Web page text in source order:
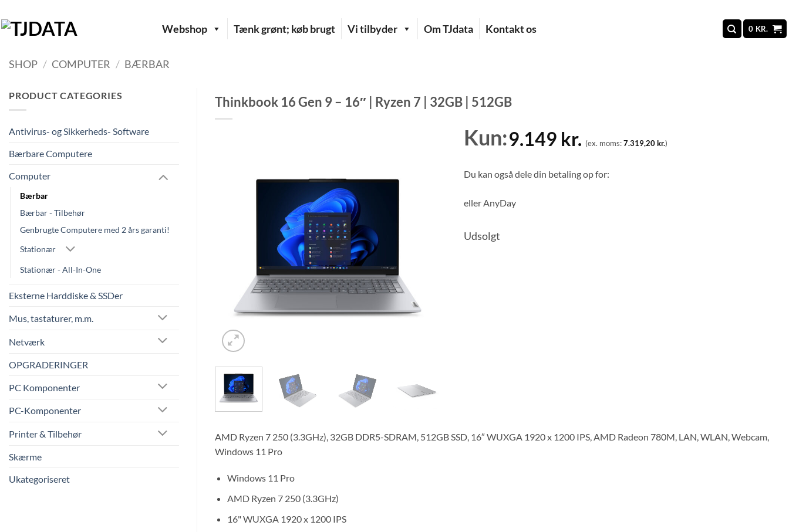
til
indhold
Webshop Tænk grønt; køb brugt Vi tilbyder Om TJdata Kontakt os 0 KR.
SHOP / COMPUTER / BÆRBAR
PRODUCT CATEGORIES
Antivirus- og Sikkerheds- Software
Bærbare Computere
Computer
Bærbar
Bærbar - Tilbehør
Genbrugte Computere med 2 års garanti!
Stationær
Stationær - All-In-One
Eksterne Harddiske & SSDer
Mus, tastaturer, m.m.
Netværk
OPGRADERINGER
PC Komponenter
PC-Komponenter
Printer & Tilbehør
Skærme
Ukategoriseret
Thinkbook 16 Gen 9 – 16″ | Ryzen 7 | 32GB | 512GB
Kun:9.149 kr. (ex. moms:7.319,20kr.)
Du kan også dele din betaling op for:
ellerAnyDay
Udsolgt
AMD Ryzen 7 250 (3.3GHz), 32GB DDR5-SDRAM, 512GB SSD, 16″ WUXGA 1920 x 1200 IPS, AMD Radeon 780M, LAN, WLAN, Webcam,
Windows 11 Pro
Windows 11 Pro
AMD Ryzen 7 250 (3.3GHz)
16" WUXGA 1920 x 1200 IPS